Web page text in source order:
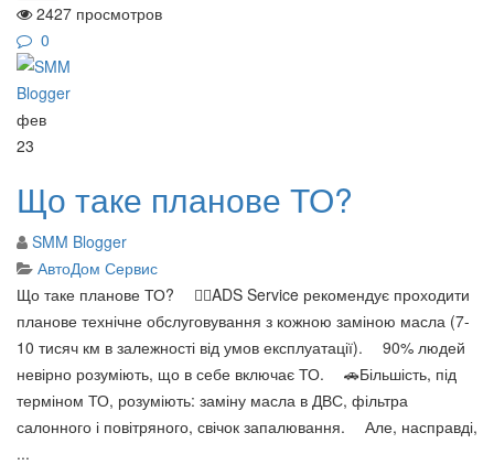
2427 просмотров
0
фев
23
Що таке планове ТО?
SMM Blogger
АвтоДом Сервис
Що таке планове ТО? ⠀ ☝🏻ADS Service рекомендує проходити
планове технічне обслуговування з кожною заміною масла (7-
10 тисяч км в залежності від умов експлуатації). ⠀ 90% людей
невірно розуміють, що в себе включає ТО. ⠀ 🚗Більшість, під
терміном ТО, розуміють: заміну масла в ДВС, фільтра
салонного і повітряного, свічок запалювання. ⠀ Але, насправді,
...